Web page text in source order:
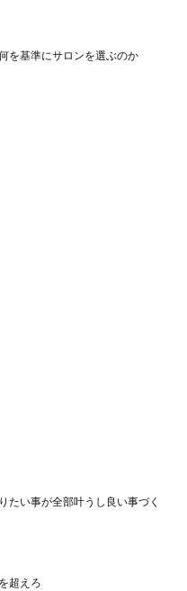
を基準にサロンを選ぶのか
たい事が全部叶うし良い事づく
超えろ